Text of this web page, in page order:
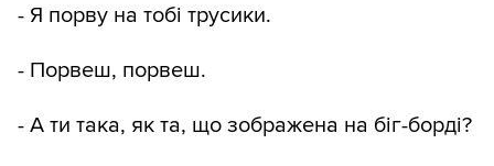
- Я порву на тобі трусики.
- Порвеш, порвеш.
- А ти така, як та, що зображена на біг-борді?